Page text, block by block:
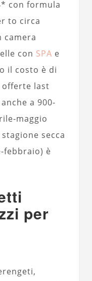
con formula
to circa
camera
con SPA e
il costo è di
offerte last
a 900-
maggio
secca
febbraio) è
per